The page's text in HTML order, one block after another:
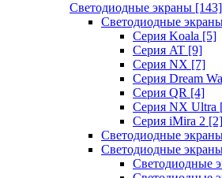
Светодиодные экраны [143]
Светодиодные
Cерия Koala [5]
Серия AT [9]
Серия NX [7]
Серия Dream
Серия QR [4]
Серия NX Ultra
Серия iMira 2 [2]
Светодиодные
Светодиодные
Светодиодные